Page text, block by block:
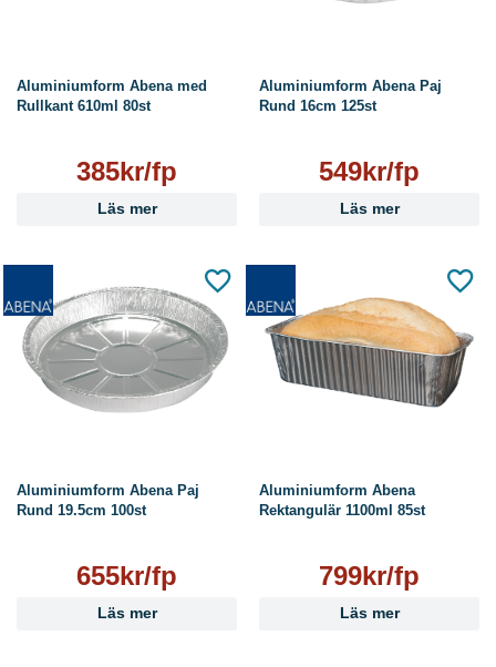
Aluminiumform Abena med
Rullkant 610ml 80st
385kr/fp
Läs mer
Aluminiumform Abena Paj
Rund 16cm 125st
549kr/fp
Läs mer
Aluminiumform Abena Paj
Rund 19.5cm 100st
655kr/fp
Läs mer
Aluminiumform Abena
Rektangulär 1100ml 85st
799kr/fp
Läs mer